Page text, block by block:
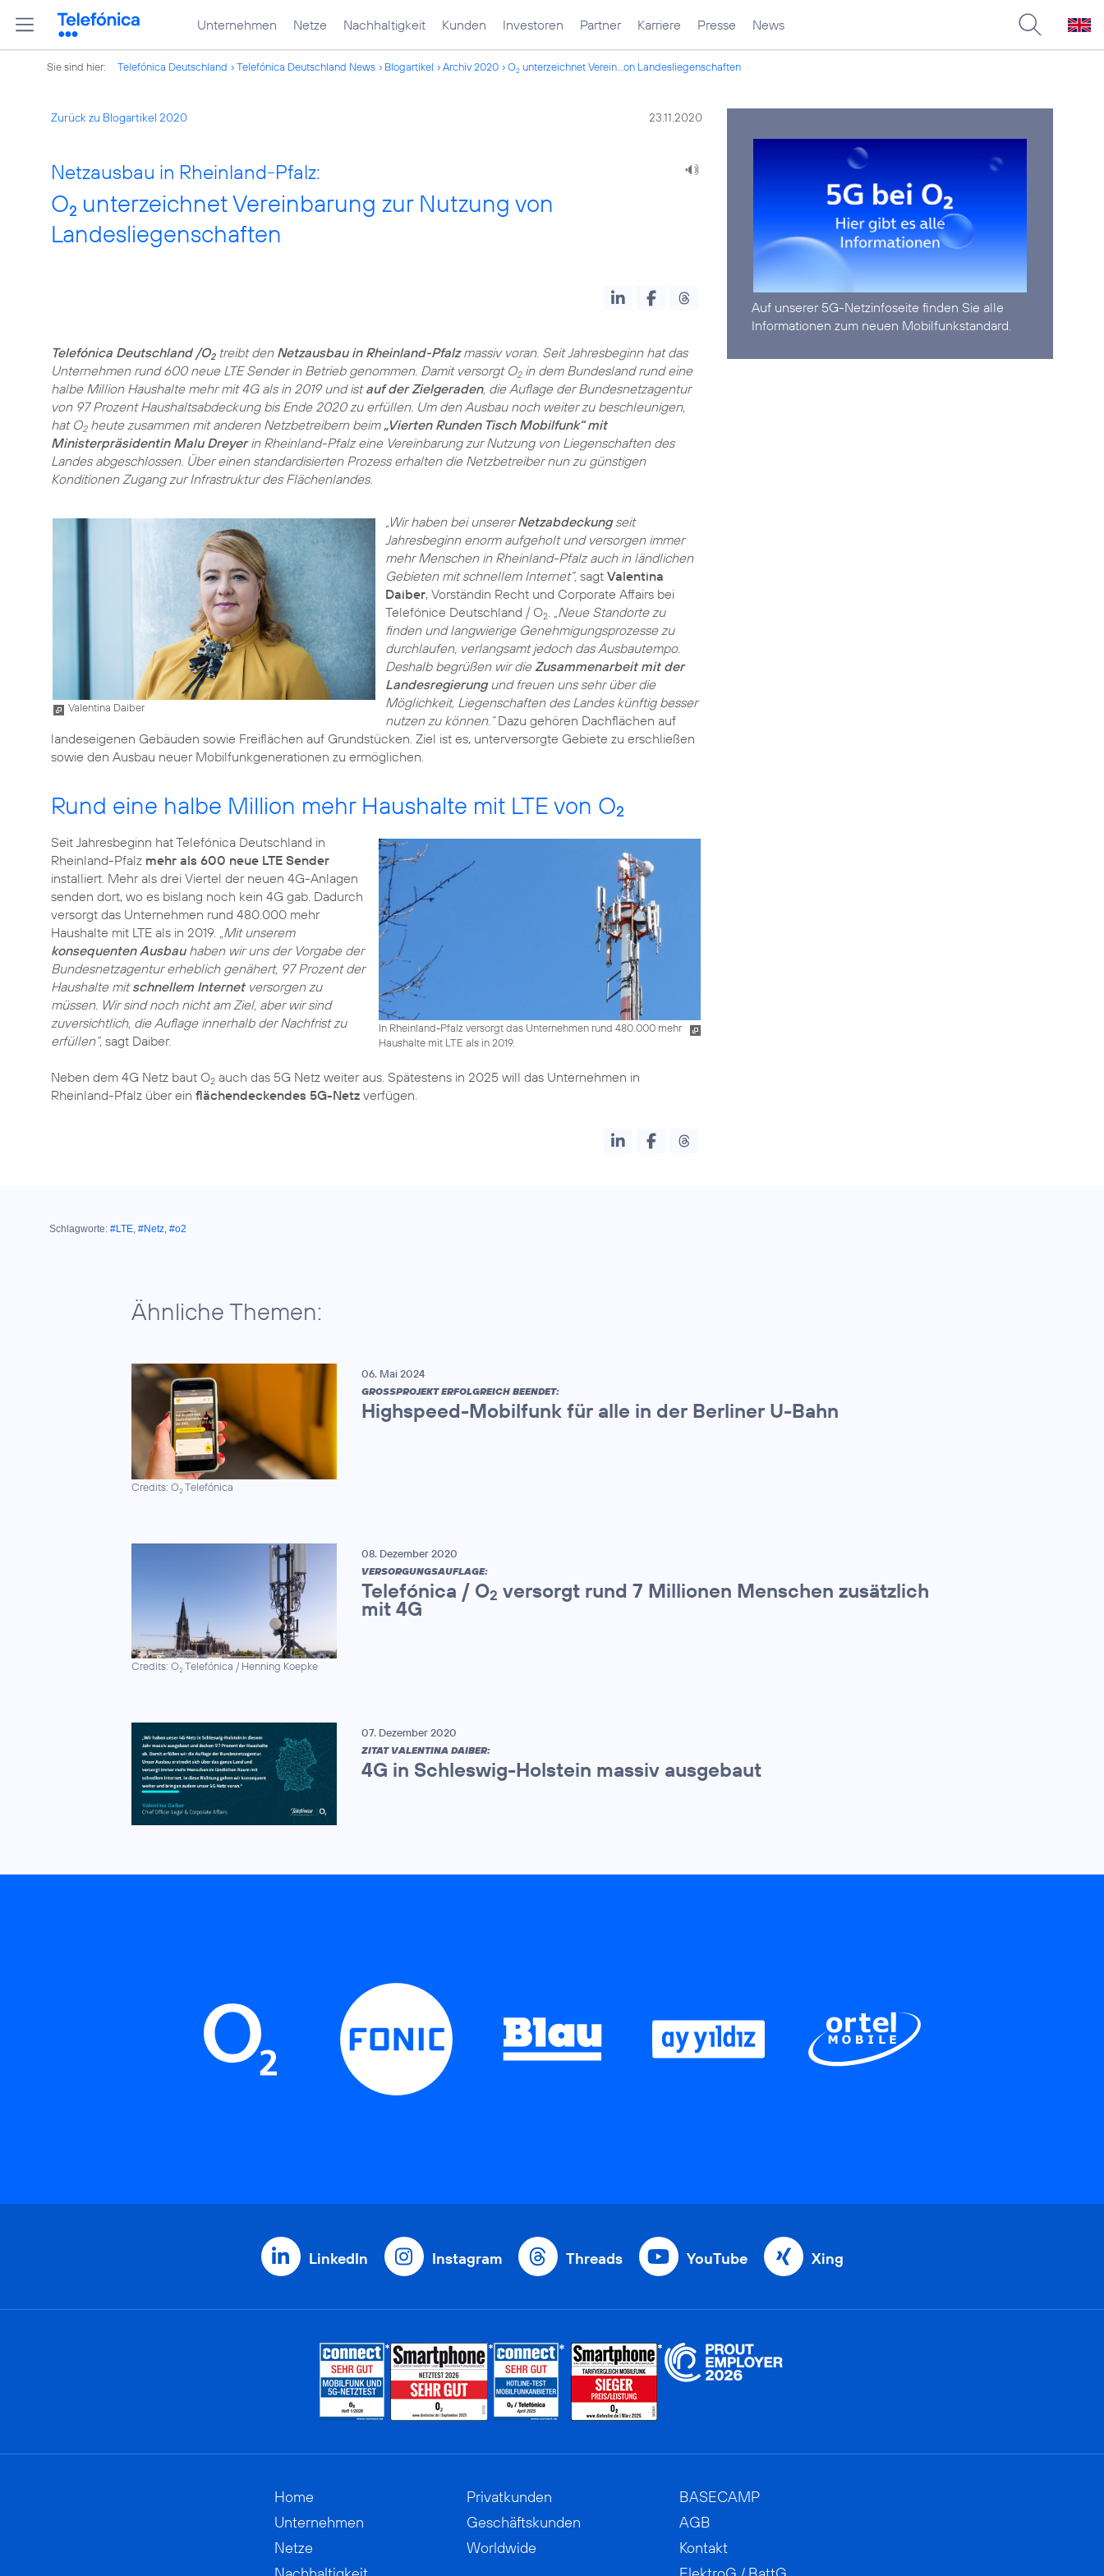
Unternehmen Netze Nachhaltigkeit Kunden Investoren Partner Karriere Presse News
Sie sind hier: Telefónica Deutschland Telefónica Deutschland News Blogartikel Archiv 2020 O2 unterzeichnet Verein...on Landesliegenschaften
Zurück zu Blogartikel 2020 23.11.2020
Netzausbau in Rheinland-Pfalz:
O2 unterzeichnet Vereinbarung zur Nutzung von
Landesliegenschaften
Telefónica Deutschland /O2treibt den Netzausbau in Rheinland-Pfalzmassiv voran. Seit Jahresbeginn hat das
Unternehmen rund 600 neue LTE Sender in Betrieb genommen. Damit versorgt O2in dem Bundesland rund eine
halbe Million Haushalte mehr mit 4G als in 2019 und istauf der Zielgeraden, die Auflage der Bundesnetzagentur
von 97 Prozent Haushaltsabdeckung bis Ende 2020 zu erfüllen. Um den Ausbau noch weiter zu beschleunigen,
hat O2heute zusammen mit anderen Netzbetreibern beim „Vierten Runden Tisch Mobilfunk“ mit
Ministerpräsidentin Malu Dreyerin Rheinland-Pfalz eine Vereinbarung zur Nutzung von Liegenschaften des
Landes abgeschlossen. Über einen standardisierten Prozess erhalten die Netzbetreiber nun zu günstigen
Konditionen Zugang zur Infrastruktur des Flächenlandes.
Valentina Daiber
„Wir haben bei unsererNetzabdeckungseit
Jahresbeginn enorm aufgeholt und versorgen immer
mehr Menschen in Rheinland-Pfalz auch in ländlichen
Gebieten mit schnellem Internet“,sagt Valentina
Daiber, Vorständin Recht und Corporate Affairs bei
Telefónice Deutschland / O2. „Neue Standorte zu
finden und langwierige Genehmigungsprozesse zu
durchlaufen, verlangsamt jedoch das Ausbautempo.
Deshalb begrüßen wir dieZusammenarbeit mit der
Landesregierungund freuen uns sehr über die
Möglichkeit, Liegenschaften des Landes künftig besser
nutzen zu können.“Dazu gehören Dachflächen auf
landeseigenen Gebäuden sowie Freiflächen auf Grundstücken. Ziel ist es, unterversorgte Gebiete zu erschließen
sowie den Ausbau neuer Mobilfunkgenerationen zu ermöglichen.
Rund eine halbe Million mehr Haushalte mit LTE von O2
In Rheinland-Pfalz versorgt das Unternehmen rund 480.000 mehr
Haushalte mit LTE als in 2019.
Seit Jahresbeginn hat Telefónica Deutschland in
Rheinland-Pfalz mehr als 600 neue LTE Sender
installiert. Mehr als drei Viertel der neuen 4G-Anlagen
senden dort, wo es bislang noch kein 4G gab. Dadurch
versorgt das Unternehmen rund 480.000 mehr
Haushalte mit LTE als in 2019. „Mit unserem
konsequenten Ausbauhaben wir uns der Vorgabe der
Bundesnetzagentur erheblich genähert, 97 Prozent der
Haushalte mitschnellem Internetversorgen zu
müssen. Wir sind noch nicht am Ziel, aber wir sind
zuversichtlich, die Auflage innerhalb der Nachfrist zu
erfüllen“, sagt Daiber.
Neben dem 4G Netz baut O2 auch das 5G Netz weiter aus. Spätestens in 2025 will das Unternehmen in
Rheinland-Pfalz über ein flächendeckendes 5G-Netz verfügen.
Auf unserer 5G-Netzinfoseite finden Sie alle
Informationen zum neuen Mobilfunkstandard.
Schlagworte: #LTE, #Netz, #o2
Ähnliche Themen:
Credits: O2Telefónica
06. Mai 2024
GROSSPROJEKT ERFOLGREICH BEENDET:
Highspeed-Mobilfunk für alle in der Berliner U-Bahn
Credits: O2Telefónica / Henning Koepke
08. Dezember 2020
VERSORGUNGSAUFLAGE:
Telefónica / O2 versorgt rund 7 Millionen Menschen zusätzlich
mit 4G
07. Dezember 2020
ZITAT VALENTINA DAIBER:
4G in Schleswig-Holstein massiv ausgebaut
LinkedIn Instagram Threads YouTube Xing
Home
Unternehmen
Netze
Privatkunden
Geschäftskunden
Worldwide
BASECAMP
AGB
Kontakt